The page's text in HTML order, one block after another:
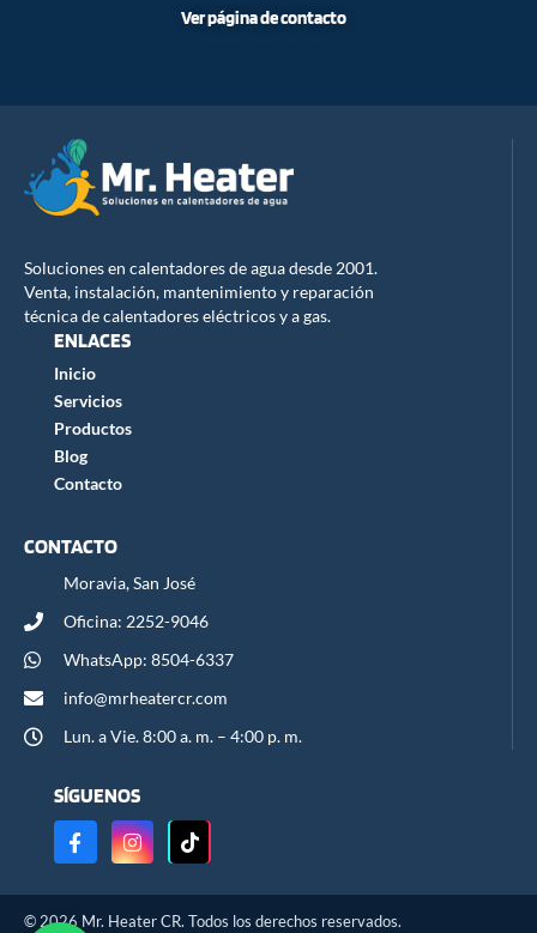
Ver página de contacto
Soluciones en calentadores de agua desde 2001.
Venta, instalación, mantenimiento y reparación
técnica de calentadores eléctricos y a gas.
ENLACES
Inicio
Servicios
Productos
Blog
Contacto
CONTACTO
Moravia, San José
Oficina: 2252-9046
WhatsApp: 8504-6337
info@mrheatercr.com
Lun. a Vie. 8:00 a. m. – 4:00 p. m.
SÍGUENOS
© 2026 Mr. Heater CR. Todos los derechos reservados.